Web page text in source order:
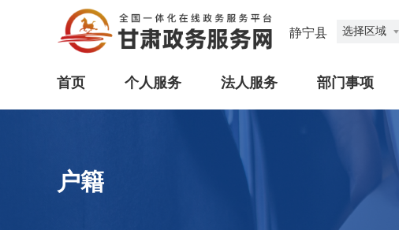
静宁县 选择区域
首页 个人服务 法人服务 部门事项
户籍